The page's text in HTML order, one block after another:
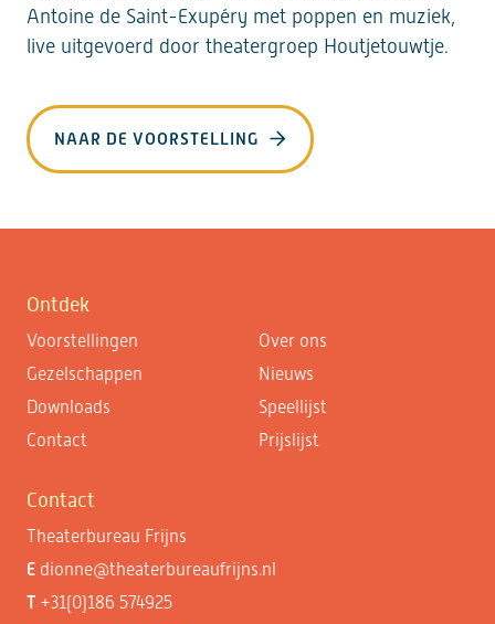
Antoine de Saint-Exupéry met poppen en muziek,
live uitgevoerd door theatergroep Houtjetouwtje.
NAAR DE VOORSTELLING
Ontdek
Voorstellingen
Over ons
Gezelschappen
Nieuws
Downloads
Speellijst
Contact
Prijslijst
Contact
Theaterbureau Frijns
E dionne@theaterbureaufrijns.nl
T +31(0)186 574925